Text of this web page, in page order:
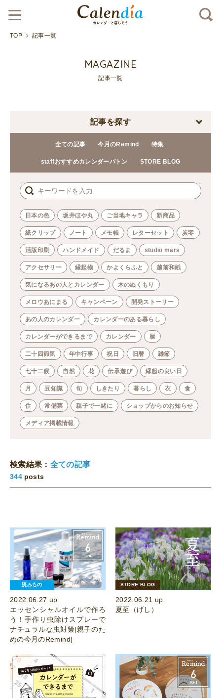
TOP 記事一覧
MAGAZINE
記事一覧
記事を探す
全ての記事 今月のRemind 特集
staffおすすめカレンダーバトン STORE BLOG
日本の色 坂井ほや丸 ご当地キャラ 新商品
紙クリップ ノート メモ帳 レターセット 炭零
活版印刷 ハンドメイド だるま studio mars
アクセサリー 縁起物 かよくらふと 越前和紙
気になるあの人とカレンダー 木のぬくもり
メロウあにまる キャンペーン 開発ストーリー
あの人のカレンダー カレンダーのある暮らし
カレンダーができるまで カレンダー 暦
二十四節気 年中行事 祝日 旧暦 雑節
七十二候 自然 花 伝承遊び 縁起の良い日
月 豆知識 旬 しきたり 暮らし 衣 食
住 常備菜 親子で一緒に ショップからのお知らせ
メディア掲載情報
検索結果： 全ての記事
344 posts
読みもの
2022.06.27 up
エッセンシャルオイルで作ろ
う！手作り虫除けスプレーで
ナチュラルな虫対策[親子のた
めの今月のRemind]
STORE BLOG
2022.06.21 up
夏至（げし）